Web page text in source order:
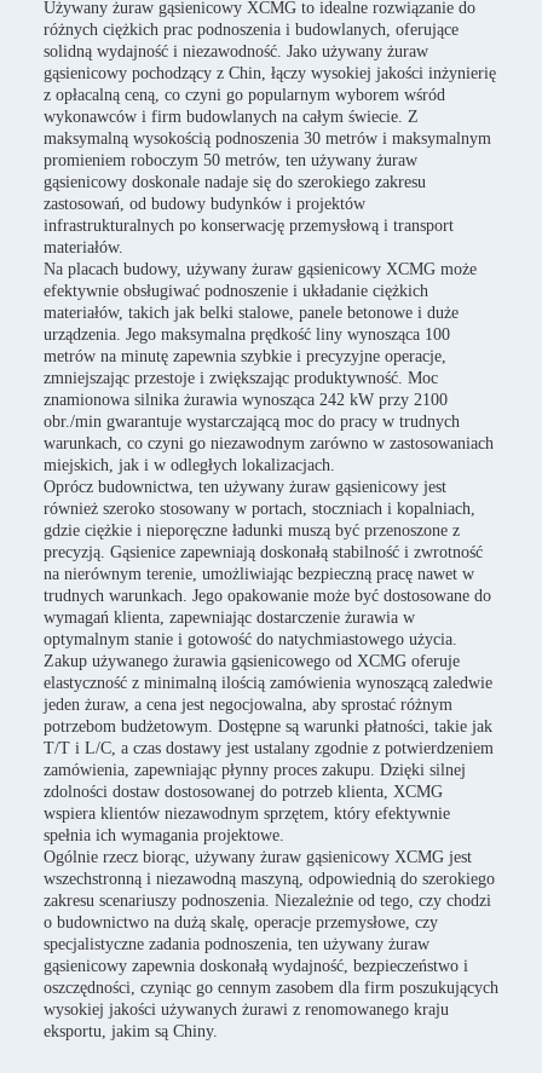
Używany żuraw gąsienicowy XCMG to idealne rozwiązanie do
różnych ciężkich prac podnoszenia i budowlanych, oferujące
solidną wydajność i niezawodność. Jako używany żuraw
gąsienicowy pochodzący z Chin, łączy wysokiej jakości inżynierię
z opłacalną ceną, co czyni go popularnym wyborem wśród
wykonawców i firm budowlanych na całym świecie. Z
maksymalną wysokością podnoszenia 30 metrów i maksymalnym
promieniem roboczym 50 metrów, ten używany żuraw
gąsienicowy doskonale nadaje się do szerokiego zakresu
zastosowań, od budowy budynków i projektów
infrastrukturalnych po konserwację przemysłową i transport
materiałów.
Na placach budowy, używany żuraw gąsienicowy XCMG może
efektywnie obsługiwać podnoszenie i układanie ciężkich
materiałów, takich jak belki stalowe, panele betonowe i duże
urządzenia. Jego maksymalna prędkość liny wynosząca 100
metrów na minutę zapewnia szybkie i precyzyjne operacje,
zmniejszając przestoje i zwiększając produktywność. Moc
znamionowa silnika żurawia wynosząca 242 kW przy 2100
obr./min gwarantuje wystarczającą moc do pracy w trudnych
warunkach, co czyni go niezawodnym zarówno w zastosowaniach
miejskich, jak i w odległych lokalizacjach.
Oprócz budownictwa, ten używany żuraw gąsienicowy jest
również szeroko stosowany w portach, stoczniach i kopalniach,
gdzie ciężkie i nieporęczne ładunki muszą być przenoszone z
precyzją. Gąsienice zapewniają doskonałą stabilność i zwrotność
na nierównym terenie, umożliwiając bezpieczną pracę nawet w
trudnych warunkach. Jego opakowanie może być dostosowane do
wymagań klienta, zapewniając dostarczenie żurawia w
optymalnym stanie i gotowość do natychmiastowego użycia.
Zakup używanego żurawia gąsienicowego od XCMG oferuje
elastyczność z minimalną ilością zamówienia wynoszącą zaledwie
jeden żuraw, a cena jest negocjowalna, aby sprostać różnym
potrzebom budżetowym. Dostępne są warunki płatności, takie jak
T/T i L/C, a czas dostawy jest ustalany zgodnie z potwierdzeniem
zamówienia, zapewniając płynny proces zakupu. Dzięki silnej
zdolności dostaw dostosowanej do potrzeb klienta, XCMG
wspiera klientów niezawodnym sprzętem, który efektywnie
spełnia ich wymagania projektowe.
Ogólnie rzecz biorąc, używany żuraw gąsienicowy XCMG jest
wszechstronną i niezawodną maszyną, odpowiednią do szerokiego
zakresu scenariuszy podnoszenia. Niezależnie od tego, czy chodzi
o budownictwo na dużą skalę, operacje przemysłowe, czy
specjalistyczne zadania podnoszenia, ten używany żuraw
gąsienicowy zapewnia doskonałą wydajność, bezpieczeństwo i
oszczędności, czyniąc go cennym zasobem dla firm poszukujących
wysokiej jakości używanych żurawi z renomowanego kraju
eksportu, jakim są Chiny.